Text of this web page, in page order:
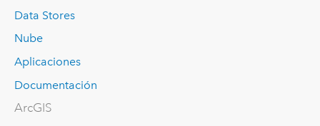
Data Stores
Nube
Aplicaciones
Documentación
ArcGIS